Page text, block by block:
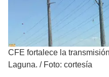
CFE fortalece la
Laguna. / Foto: cortesía